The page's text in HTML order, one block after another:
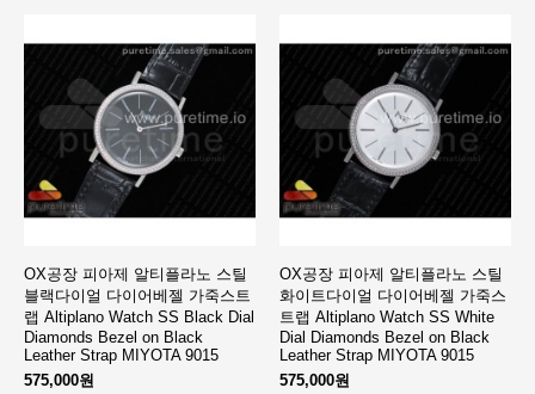
OX공장 피아제 알티플라노 스틸
블랙다이얼 다이어베젤 가죽스트
랩 Altiplano Watch SS Black Dial
Diamonds Bezel on Black
Leather Strap MIYOTA 9015
575,000원
OX공장 피아제 알티플라노 스틸
화이트다이얼 다이어베젤 가죽스
트랩 Altiplano Watch SS White
Dial Diamonds Bezel on Black
Leather Strap MIYOTA 9015
575,000원